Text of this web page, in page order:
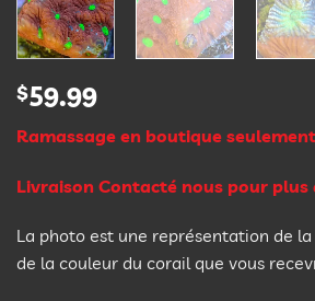
$59.99
Ramassage en boutique seulement
Livraison Contacté nous pour
La photo est une représentation de
de la couleur du corail que vous